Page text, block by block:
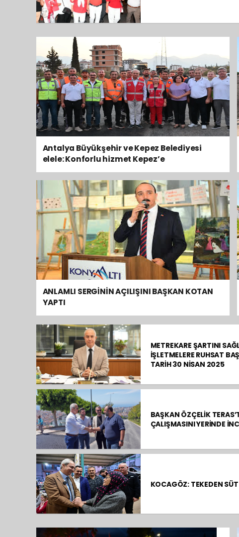
Antalya Büyükşehir ve Kepez Belediyesi
elele: Konforlu hizmet Kepez’e
ANLAMLI SERGİNİN AÇILIŞINI BAŞKAN KOTAN
YAPTI
METREKARE ŞARTINI
İŞLETMELERE RUHSAT
TARİH 30 NİSAN 2025
BAŞKAN ÖZÇELİK
ÇALIŞMASINI YERİNDE
KOCAGÖZ: TEKEDEN